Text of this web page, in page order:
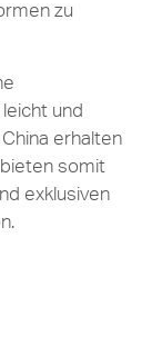
zu
und
erhalten
somit
exklusiven